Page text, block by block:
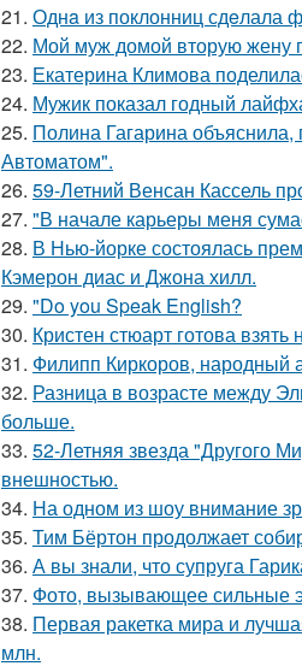
21. Однa из поклонниц сдeлала
22. Мой муж домой вторую жену
23. Екатерина Климова
24. Мужик показал годный
25. Полина Гагарина
Автоматом".
26. 59-Летний Венсан Кассель
27. "В начале карьеры меня
28. В Нью-йорке состоялась
Кэмерон диас и Джона хилл.
29. "Do you Speak English?
30. Кристен стюарт готова
31. Филипп Киркоров, народный
32. Разница в возрасте между
больше.
33. 52-Летняя звезда "Другого
внешностью.
34. На одном из шоу внимание
35. Тим Бёртон продолжает
36. А вы знали, что супруга
37. Фото, вызывающее сильные
38. Первая ракетка мира и
млн.